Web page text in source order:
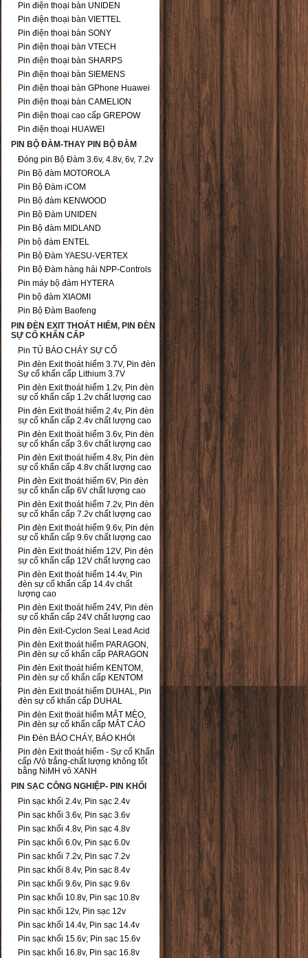
Pin điện thoại bàn UNIDEN
Pin điện thoại bàn VIETTEL
Pin điện thoại bàn SONY
Pin điện thoại bàn VTECH
Pin điện thoại bàn SHARPS
Pin điện thoại bàn SIEMENS
Pin điện thoại bàn GPhone Huawei
Pin điện thoại bàn CAMELION
Pin điện thoại cao cấp GREPOW
Pin điện thoại HUAWEI
PIN BỘ ĐÀM-THAY PIN BỘ ĐÀM
Đóng pin Bộ Đàm 3.6v, 4.8v, 6v, 7.2v
Pin Bộ đàm MOTOROLA
Pin Bộ Đàm iCOM
Pin Bộ đàm KENWOOD
Pin Bộ Đàm UNIDEN
Pin Bộ đàm MIDLAND
Pin bộ đàm ENTEL
Pin Bộ Đàm YAESU-VERTEX
Pin Bộ Đàm hàng hải NPP-Controls
Pin máy bộ đàm HYTERA
Pin bộ đàm XIAOMI
Pin Bộ Đàm Baofeng
PIN ĐÈN EXIT THOÁT HIỂM, PIN ĐÈN
SỰ CỐ KHẨN CẤP
Pin TỦ BÁO CHÁY SỰ CỐ
Pin đèn Exit thoát hiểm 3.7V, Pin đèn
Sự cố khẩn cấp Lithium 3.7V
Pin đèn Exit thoát hiểm 1.2v, Pin đèn
sự cố khẩn cấp 1.2v chất lượng cao
Pin đèn Exit thoát hiểm 2.4v, Pin đèn
sự cố khẩn cấp 2.4v chất lượng cao
Pin đèn Exit thoát hiểm 3.6v, Pin đèn
sự cố khẩn cấp 3.6v chất lượng cao
Pin đèn Exit thoát hiểm 4.8v, Pin đèn
sự cố khẩn cấp 4.8v chất lượng cao
Pin đèn Exit thoát hiểm 6V, Pin đèn
sự cố khẩn cấp 6V chất lượng cao
Pin đèn Exit thoát hiểm 7.2v, Pin đèn
sự cố khẩn cấp 7.2v chất lượng cao
Pin đèn Exit thoát hiểm 9.6v, Pin đèn
sự cố khẩn cấp 9.6v chất lượng cao
Pin đèn Exit thoát hiểm 12V, Pin đèn
sự cố khẩn cấp 12V chất lượng cao
Pin đèn Exit thoát hiểm 14.4v, Pin
đèn sự cố khẩn cấp 14.4v chất
lượng cao
Pin đèn Exit thoát hiểm 24V, Pin đèn
sự cố khẩn cấp 24V chất lượng cao
Pin đèn Exit-Cyclon Seal Lead Acid
Pin đèn Exit thoát hiểm PARAGON,
Pin đèn sự cố khẩn cấp PARAGON
Pin đèn Exit thoát hiểm KENTOM,
Pin đèn sự cố khẩn cấp KENTOM
Pin đèn Exit thoát hiểm DUHAL, Pin
đèn sự cố khẩn cấp DUHAL
Pin đèn Exit thoát hiểm MẮT MÈO,
Pin đèn sự cố khẩn cấp MẮT CÁO
Pin Đèn BÁO CHÁY, BÁO KHÓI
Pin đèn Exit thoát hiểm - Sự cố Khẩn
cấp /Vỏ trắng-chất lượng không tốt
bằng NiMH vỏ XANH
PIN SẠC CÔNG NGHIỆP- PIN KHỐI
Pin sạc khối 2.4v, Pin sạc 2.4v
Pin sạc khối 3.6v, Pin sạc 3.6v
Pin sạc khối 4.8v, Pin sạc 4.8v
Pin sạc khối 6.0v, Pin sạc 6.0v
Pin sạc khối 7.2v, Pin sạc 7.2v
Pin sạc khối 8.4v, Pin sạc 8.4v
Pin sạc khối 9.6v, Pin sạc 9.6v
Pin sạc khối 10.8v, Pin sạc 10.8v
Pin sạc khối 12v, Pin sạc 12v
Pin sạc khối 14.4v, Pin sạc 14.4v
Pin sạc khối 15.6v; Pin sạc 15.6v
Pin sạc khối 16.8v, Pin sạc 16.8v